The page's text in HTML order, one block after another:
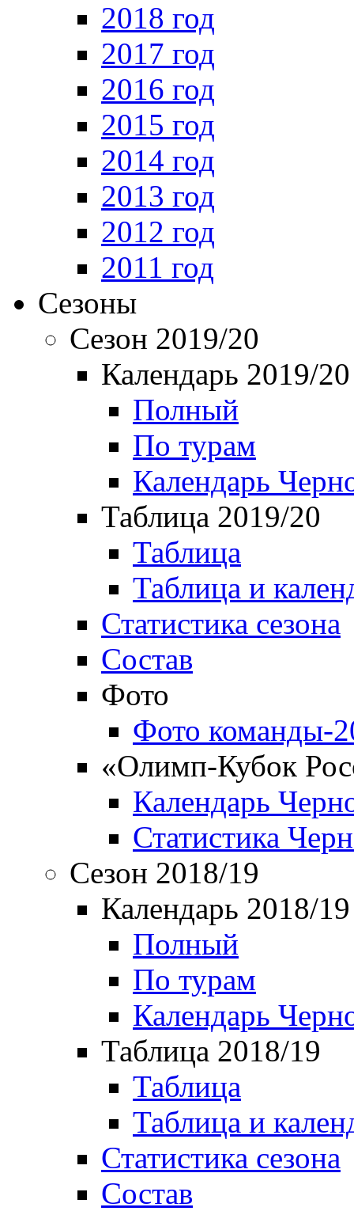
2018 год
2017 год
2016 год
2015 год
2014 год
2013 год
2012 год
2011 год
Сезоны
Сезон 2019/20
Календарь 2019/20
Полный
По турам
Календарь
Таблица 2019/20
Таблица
Таблица и
Статистика сезона
Состав
Фото
Фото команды-
«Олимп-Кубок
Календарь
Статистика
Сезон 2018/19
Календарь 2018/19
Полный
По турам
Календарь
Таблица 2018/19
Таблица
Таблица и
Статистика сезона
Состав